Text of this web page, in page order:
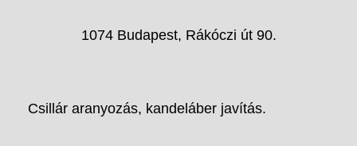
1074 Budapest, Rákóczi út 90.
Csillár aranyozás, kandeláber javítás.